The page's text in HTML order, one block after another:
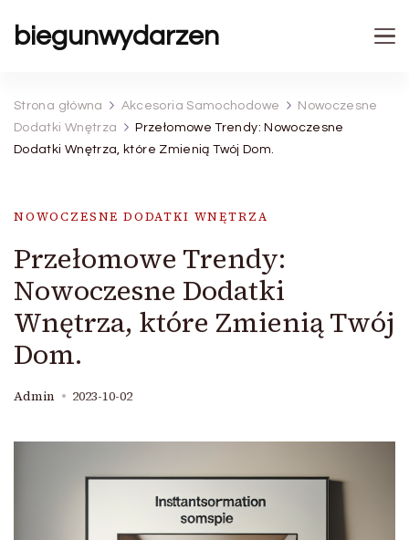
biegunwydarzen
Strona główna Akcesoria Samochodowe
Nowoczesne
Dodatki Wnętrza
Przełomowe Trendy: Nowoczesne
Dodatki Wnętrza, które Zmienią Twój Dom.
NOWOCZESNE DODATKI WNĘTRZA
Przełomowe Trendy:
Nowoczesne Dodatki
Wnętrza, które Zmienią Twój
Dom.
Admin 2023-10-02